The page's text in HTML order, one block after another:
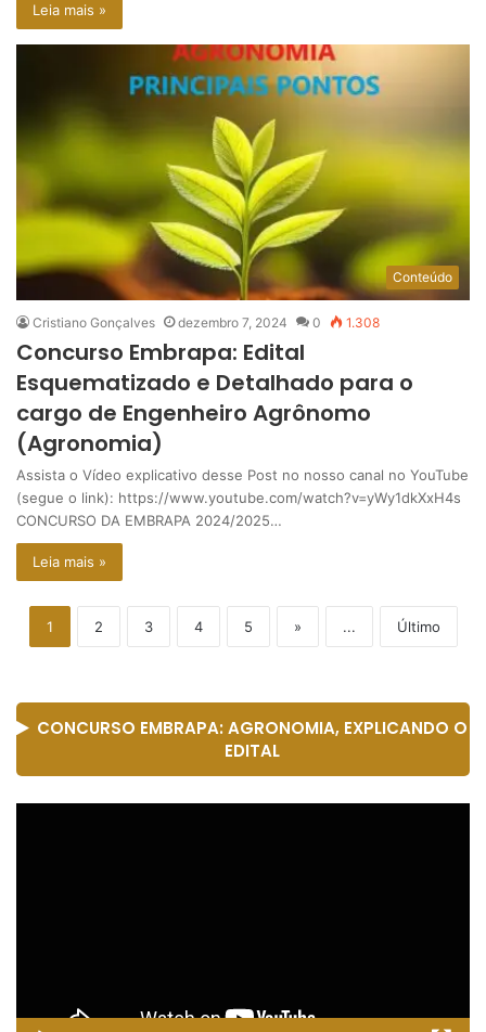
Leia mais »
Conteúdo
Cristiano Gonçalves dezembro 7, 2024 0 1.308
Concurso Embrapa: Edital
Esquematizado e Detalhado para o
cargo de Engenheiro Agrônomo
(Agronomia)
Assista o Vídeo explicativo desse Post no nosso canal no YouTube
(segue o link): https://www.youtube.com/watch?v=yWy1dkXxH4s
CONCURSO DA EMBRAPA 2024/2025…
Leia mais »
1 2 3 4 5 » ... Último
CONCURSO EMBRAPA: AGRONOMIA, EXPLICANDO O
EDITAL